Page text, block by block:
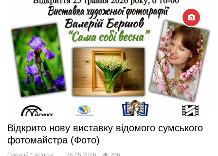
Відкрито нову виставку відомого сумського
фотомайстра (Фото)